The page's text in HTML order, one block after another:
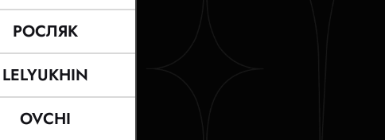
РОСЛЯК
LELYUKHIN
OVCHI